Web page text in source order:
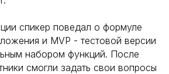
спикер поведал о формуле
и MVP - тестовой версии
набором функций. После
смогли задать свои вопросы